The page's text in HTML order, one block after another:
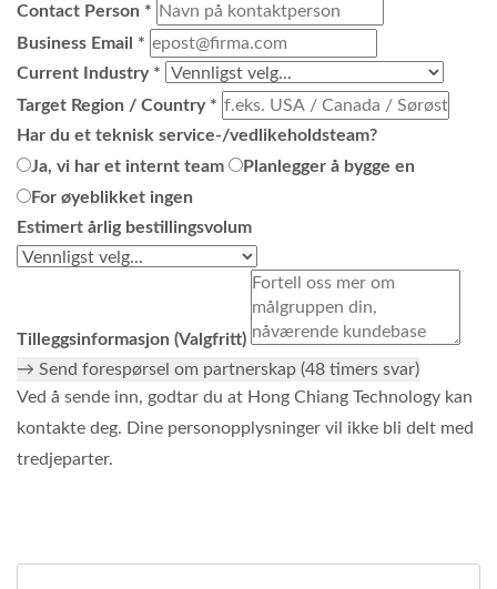
Contact Person *
Business Email *
Current Industry *
Target Region / Country *
Har du et teknisk service-/vedlikeholdsteam?
Ja, vi har et internt team
Planlegger å bygge en
For øyeblikket ingen
Estimert årlig bestillingsvolum
Tilleggsinformasjon (Valgfritt)
→ Send forespørsel om partnerskap (48 timers svar)
Ved å sende inn, godtar du at Hong Chiang Technology kan
kontakte deg. Dine personopplysninger vil ikke bli delt med
tredjeparter.